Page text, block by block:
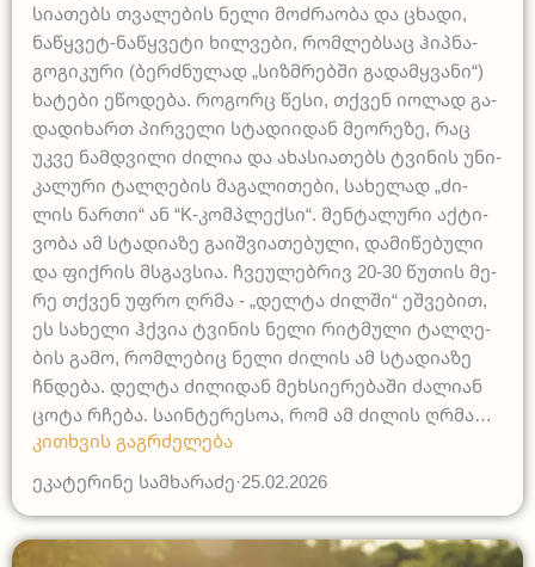
სი­ა­თებს თვა­ლე­ბის ნე­ლი მოძ­რა­ო­ბა და ცხა­დი,
ნაწ­ყვეტ-ნაწ­ყვე­ტი ხილ­ვე­ბი, რომ­ლებ­საც ჰიპ­ნა­
გო­გი­კუ­რი (ბერ­ძნუ­ლად „სიზ­მრებ­ში გა­დამ­ყვა­ნი“)
ხა­ტე­ბი ეწო­დე­ბა. რო­გორც წე­სი, თქვენ იო­ლად გა­
და­დი­ხართ პირ­ვე­ლი სტა­დი­ი­დან მე­ო­რე­ზე, რაც
უკვე ნამ­დვი­ლი ძი­ლია და ახა­სი­ა­თებს ტვი­ნის უნი­
კა­ლუ­რი ტალ­ღე­ბის მა­გა­ლი­თე­ბი, სა­ხე­ლად „ძი­
ლის ნარ­თი“ ან “K-კო­მპლექ­სი“. მენ­ტა­ლუ­რი აქ­ტი­
ვო­ბა ამ სტა­დი­ა­ზე გა­იშ­ვი­ა­თე­ბუ­ლი, და­მი­წე­ბუ­ლი
და ფი­ქრის მსგავ­სია. ჩვე­უ­ლე­ბრივ 20-30 წუ­თის მე­
რე თქვენ უფრო ღრმა - „დელ­ტა ძილ­ში“ ეშ­ვე­ბით,
ეს სა­ხე­ლი ჰქვია ტვი­ნის ნე­ლი რიტ­მუ­ლი ტალ­ღე­
ბის გა­მო, რო­მლებიც ნე­ლი ძი­ლის ამ სტა­დი­ა­ზე
ჩნდე­ბა. დელ­ტა ძი­ლი­დან მეხ­სი­ე­რე­ბა­ში ძა­ლი­ან
ცო­ტა რჩე­ბა. სა­ინ­ტე­რე­სოა, რომ ამ ძი­ლის ღრმა…
კითხვის გაგრძელება
ეკატერინე სამხარაძე·25.02.2026